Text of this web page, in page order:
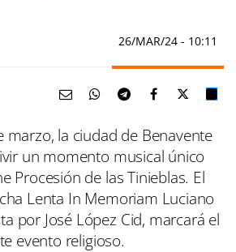
26/MAR/24 - 10:11
marzo, la ciudad de Benavente
un momento musical único
Procesión de las Tinieblas. El
Lenta In Memoriam Luciano
por José López Cid, marcará el
evento religioso.